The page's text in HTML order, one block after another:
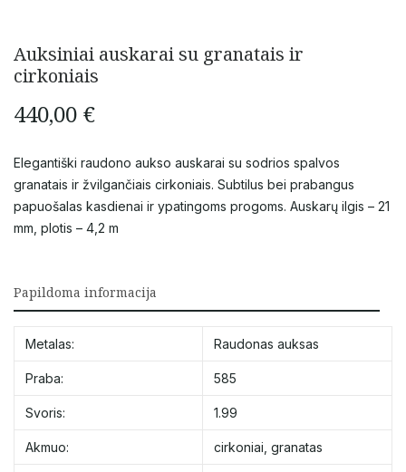
Auksiniai auskarai su granatais ir
cirkoniais
440,00 €
Elegantiški raudono aukso auskarai su sodrios spalvos
granatais ir žvilgančiais cirkoniais. Subtilus bei prabangus
papuošalas kasdienai ir ypatingoms progoms. Auskarų ilgis – 21
mm, plotis – 4,2 m
Papildoma informacija
Metalas: Raudonas auksas
Praba: 585
Svoris: 1.99
Akmuo: cirkoniai granatas